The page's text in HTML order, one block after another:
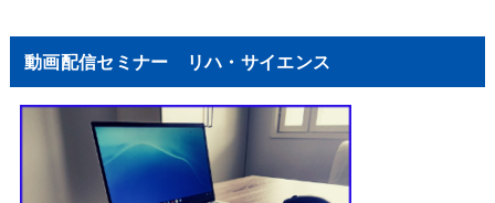
動画配信セミナー リハ・サイエンス